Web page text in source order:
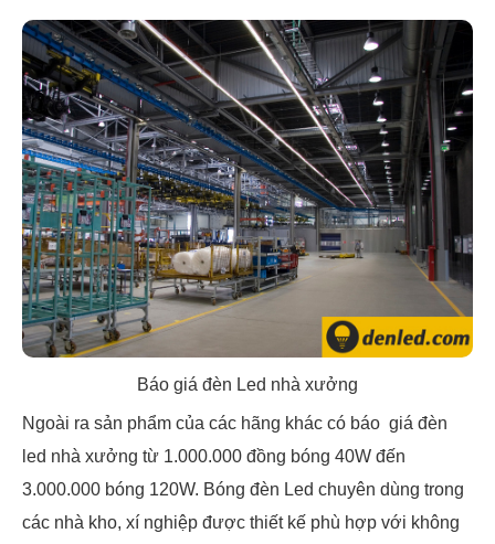
Báo giá đèn Led nhà xưởng
Ngoài ra sản phẩm của các hãng khác có báo giá đèn
led nhà xưởng từ 1.000.000 đồng bóng 40W đến
3.000.000 bóng 120W. Bóng đèn Led chuyên dùng trong
các nhà kho, xí nghiệp được thiết kế phù hợp với không